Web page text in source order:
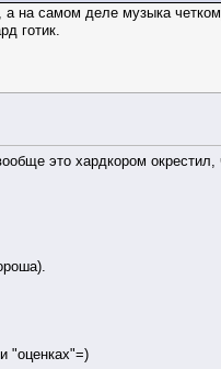
а на самом деле музыка
готик.
это хардкором
"оценках"=)